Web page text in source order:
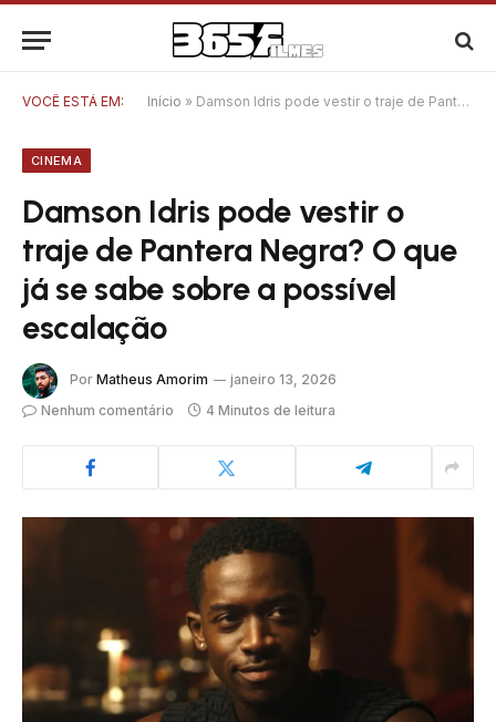
VOCÊ ESTÁ EM: Início » Damson Idris pode vestir o traje de Pantera Negra? O que já se sabe sobre a possível escalação
CINEMA
Damson Idris pode vestir o
traje de Pantera Negra? O que
já se sabe sobre a possível
escalação
Por Matheus Amorim
janeiro 13, 2026
Nenhum comentário
4 Minutos de leitura